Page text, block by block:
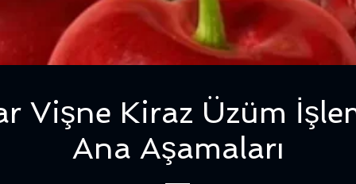
Vişne Kiraz Üzüm
Ana Aşamaları